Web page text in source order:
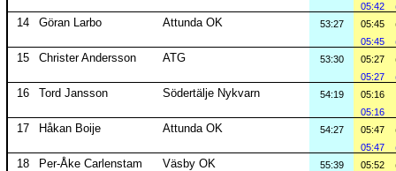
05:42
14 Göran Larbo Attunda OK 53:27 05:45
05:45
15 Christer Andersson ATG 53:30 05:27
05:27
16 Tord Jansson Södertälje Nykvarn 54:19
05:16
05:16
17 Håkan Boije Attunda OK 54:27 05:47
05:47
18 Per-Åke Carlenstam Väsby OK 55:39 05:52